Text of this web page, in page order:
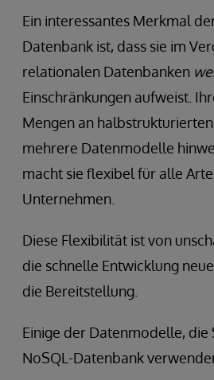
Ein interessantes Merkmal
Datenbank ist, dass sie im
relationalen Datenbanken
Einschränkungen aufweist.
Mengen an
mehrere Datenmodelle
macht sie flexibel für alle
Unternehmen.
Diese Flexibilität ist von
die schnelle Entwicklung
die Bereitstellung.
Einige der Datenmodelle, die
NoSQL-Datenbank